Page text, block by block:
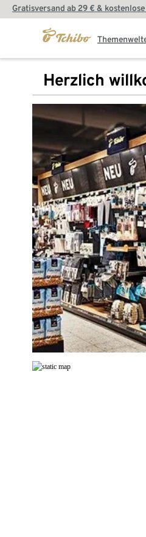
Gratisversand ab 29 € &
Herzlich